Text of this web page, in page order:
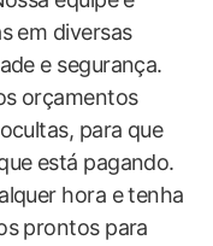
em diversas
e segurança.
orçamentos
para que
está pagando.
hora e tenha
prontos para